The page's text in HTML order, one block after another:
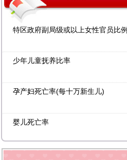
特区政府副局级或以上女性官员比例
少年儿童抚养比率
孕产妇死亡率(每十万新生儿)
婴儿死亡率